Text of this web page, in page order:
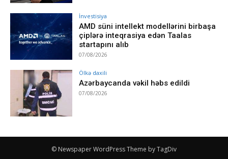
İnvestisiya
AMD süni intellekt modellərini birbaşa
çiplərə inteqrasiya edən Taalas
startapını alıb
07/08/2026
Ölkə daxili
Azərbaycanda vəkil həbs edildi
07/08/2026
© Newspaper WordPress Theme by TagDiv